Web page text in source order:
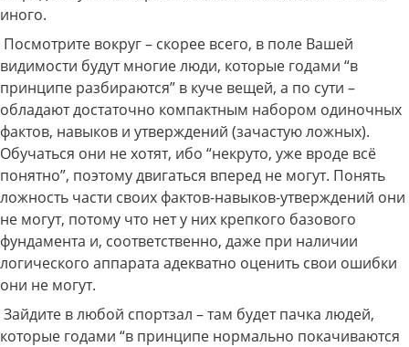
иного.
Посмотрите вокруг – скорее всего, в поле Вашей
видимости будут многие люди, которые годами “в
принципе разбираются” в куче вещей, а по сути –
обладают достаточно компактным набором одиночных
фактов, навыков и утверждений (зачастую ложных).
Обучаться они не хотят, ибо “некруто, уже вроде всё
понятно”, поэтому двигаться вперед не могут. Понять
ложность части своих фактов-навыков-утверждений они
не могут, потому что нет у них крепкого базового
фундамента и, соответственно, даже при наличии
логического аппарата адекватно оценить свои ошибки
они не могут.
Зайдите в любой спортзал – там будет пачка людей,
которые годами “в принципе нормально покачиваются